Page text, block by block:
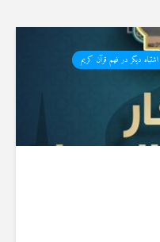
دیگر در فهم قرآن کریم